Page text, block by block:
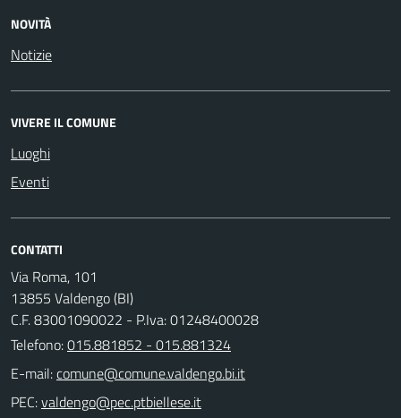
NOVITÀ
Notizie
VIVERE IL COMUNE
Luoghi
Eventi
CONTATTI
Via Roma, 101
13855 Valdengo (BI)
C.F. 83001090022 - P.Iva: 01248400028
Telefono:015.881852 - 015.881324
E-mail:
PEC: